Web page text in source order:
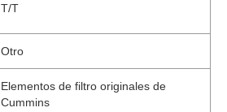
T/T
Otro
Elementos de filtro originales de
Cummins